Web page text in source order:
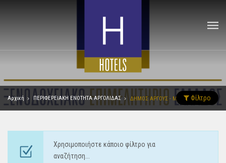
Αρχική ΠΕΡΙΦΕΡΕΙΑΚΗ ΕΝΟΤΗΤΑ ΑΡΓΟΛΙΔΑΣ Φίλτρο
Χρησιμοποιήστε κάποιο φίλτρο για
αναζήτηση...